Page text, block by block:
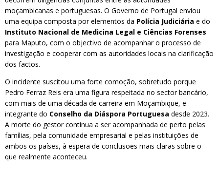
moçambicanas e portuguesas. O Governo de Portugal enviou
uma equipa composta por elementos da Polícia Judiciária e do
Instituto Nacional de Medicina Legal e Ciências Forenses
para Maputo, com o objectivo de acompanhar o processo de
investigação e cooperar com as autoridades locais na clarificação
dos factos.
O incidente suscitou uma forte comoção, sobretudo porque
Pedro Ferraz Reis era uma figura respeitada no sector bancário,
com mais de uma década de carreira em Moçambique, e
integrante do Conselho da Diáspora Portuguesa desde 2023.
A morte do gestor continua a ser acompanhada de perto pelas
famílias, pela comunidade empresarial e pelas instituições de
ambos os países, à espera de conclusões mais claras sobre o
que realmente aconteceu.